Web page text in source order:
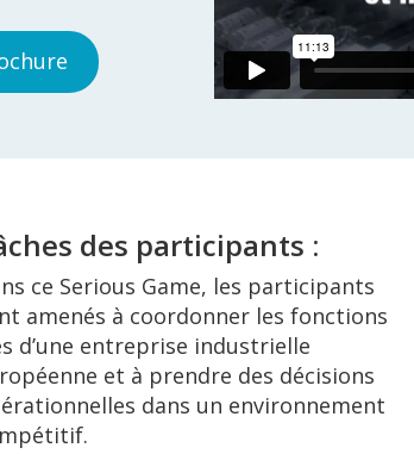
des participants :
ce Serious Game, les participants
amenés à coordonner les fonctions
d’une entreprise industrielle
et à prendre des décisions
dans un environnement